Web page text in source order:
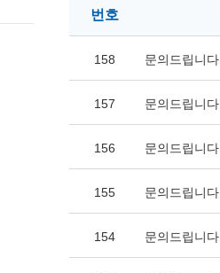
번호
158 문의드립니다.
157 문의드립니다.
156 문의드립니다.
155 문의드립니다.
154 문의드립니다.